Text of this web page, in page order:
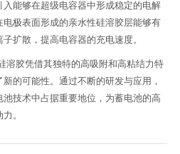
能够在超级电容器中形成稳定的电解
极表面形成的亲水性硅溶胶层能够有
扩散，提高电容器的充电速度。
溶胶凭借其独特的高吸附和高粘结力特
的可能性。通过不断的研发与应用，
技术中占据重要地位，为蓄电池的高
。